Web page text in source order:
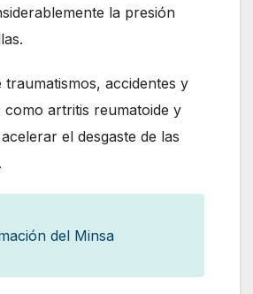
la presión
traumatismos, accidentes y
como artritis reumatoide y
el desgaste de las
del Minsa